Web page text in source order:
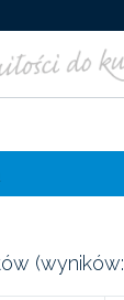
(wyników: